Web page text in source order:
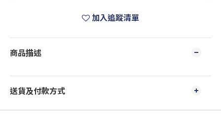
加入追蹤清單
商品描述
送貨及付款方式